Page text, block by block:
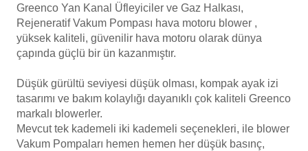
Alkalinite Düşürücü
e Pool Expert
Havuz Filtre
Havuz Sarf
Havuz
Bahçe Süs Havuzu
Greenco Yan Kanal Üfleyiciler ve Gaz Halkası,
Rejeneratif Vakum Pompası hava motoru blower ,
yüksek kaliteli, güvenilir hava motoru olarak dünya
çapında güçlü bir ün kazanmıştır.
Düşük gürültü seviyesi düşük olması, kompak ayak izi
tasarımı ve bakım kolaylığı dayanıklı çok kaliteli Greenco
markalı blowerler.
Mevcut tek kademeli iki kademeli seçenekleri, ile blower
Vakum Pompaları hemen hemen her düşük basınç,